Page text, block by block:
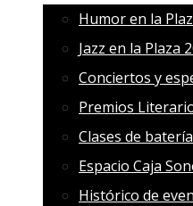
Humor en la
Jazz en la Plaza
Conciertos y
Premios
Clases de
Espacio Caja
Histórico de